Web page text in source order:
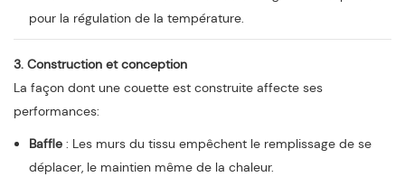
pour la régulation de la température.
3. Construction et conception
La façon dont une couette est construite affecte ses
performances:
Baffle : Les murs du tissu empêchent le remplissage de se
déplacer, le maintien même de la chaleur.